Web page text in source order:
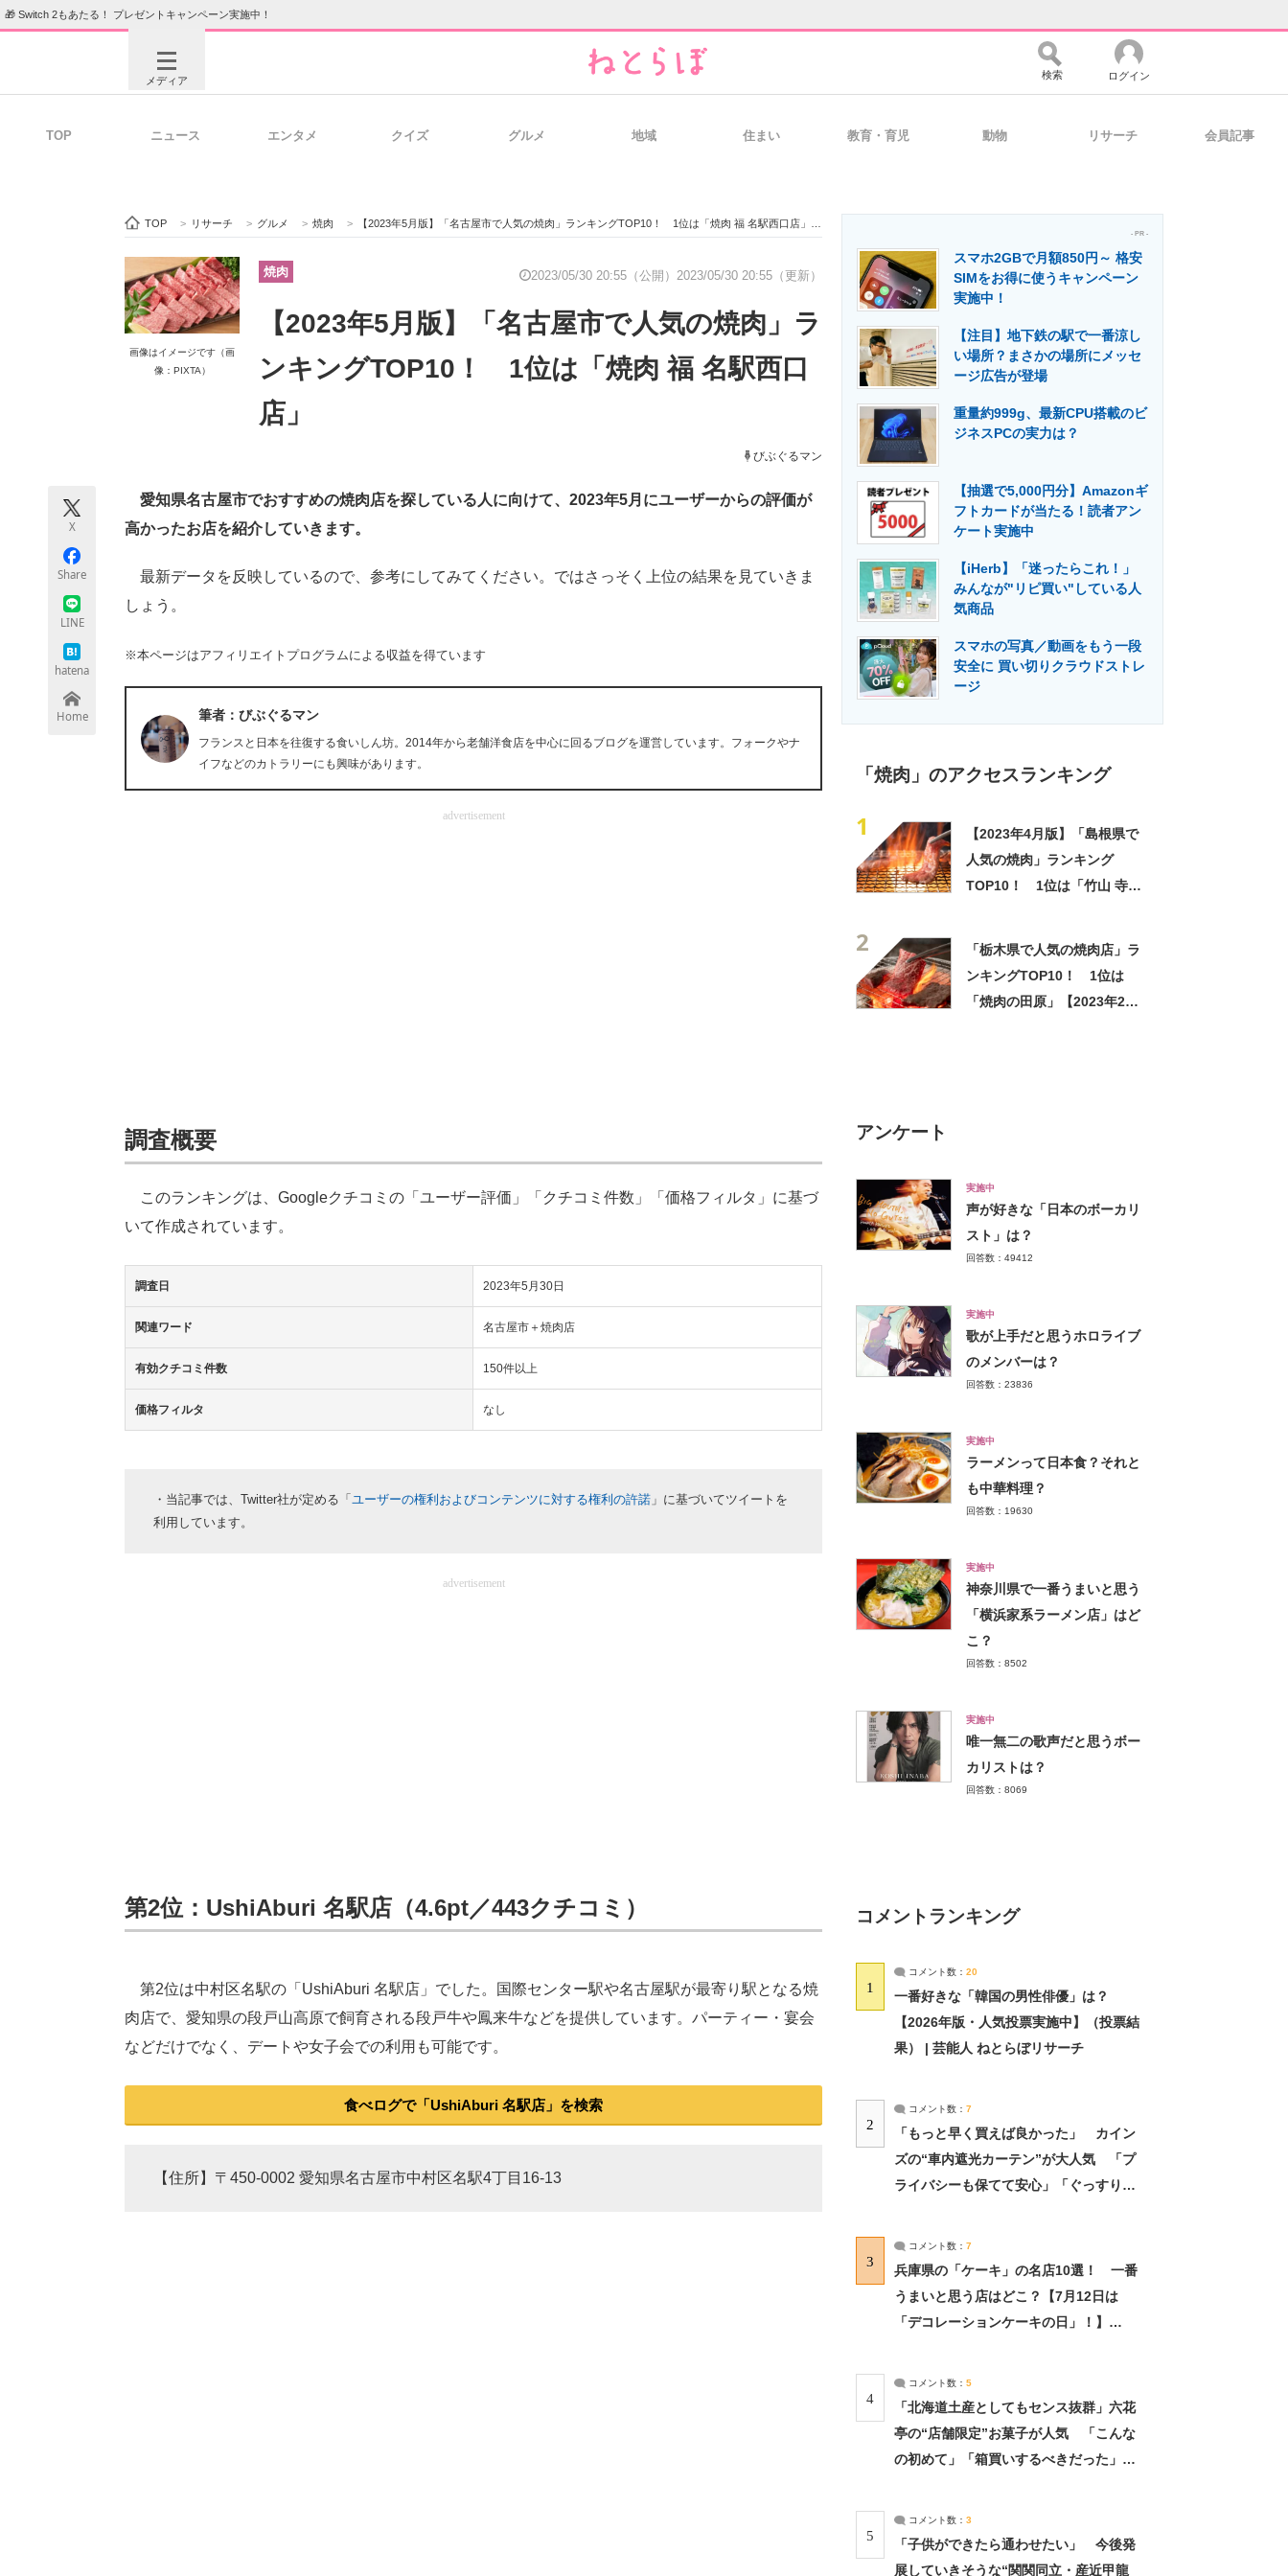
🎁 Switch 2もあたる！ プレゼントキャンペーン実施中！
メディア
ビジネスと働き方のヒント 経営リーダーのコミュニティ マーケ×ITの今がよく分かる
ITエンジニア向け専門サイト IT製品の技術・比較・事例 製造業のIT導入・活用を支援
エネルギーの専門メディア 建設×テクノロジーの最前線
ちょっと気になるネットの話題
検索 ログイン
TOP ニュース エンタメ クイズ グルメ 地域 住まい 教育・育児 動物 リサーチ 会員記事
TOP > リサーチ > グルメ > 焼肉 > 【2023年5月版】「名古屋市で人気の焼肉」ランキングTOP10！ 1位は「焼肉 福 名駅西口店」
画像はイメージです（画
像：PIXTA）
焼肉 2023/05/30 20:55（公開） 2023/05/30 20:55（更新）
【2023年5月版】「名古屋市で人気の焼肉」ラ
ンキングTOP10！ 1位は「焼肉 福 名駅西口
店」
びぶぐるマン
X
Share
LINE
hatena
Home
愛知県名古屋市でおすすめの焼肉店を探している人に向けて、2023年5月にユーザーからの評価が
高かったお店を紹介していきます。
最新データを反映しているので、参考にしてみてください。ではさっそく上位の結果を見ていきま
しょう。
※本ページはアフィリエイトプログラムによる収益を得ています
筆者：びぶぐるマン
フランスと日本を往復する食いしん坊。2014年から老舗洋食店を中心に回るブログを運営しています。フォークやナ
イフなどのカトラリーにも興味があります。
advertisement
調査概要
このランキングは、Googleクチコミの「ユーザー評価」「クチコミ件数」「価格フィルタ」に基づ
いて作成されています。
調査日 2023年5月30日
関連ワード 名古屋市＋焼肉店
有効クチコミ件数 150件以上
価格フィルタ なし
・当記事では、Twitter社が定める「 ユーザーの権利およびコンテンツに対する権利の許諾 」に基づいてツイートを
利用しています。
advertisement
第2位：UshiAburi 名駅店（4.6pt／443クチコミ）
第2位は中村区名駅の「UshiAburi 名駅店」でした。国際センター駅や名古屋駅が最寄り駅となる焼
肉店で、愛知県の段戸山高原で飼育される段戸牛や鳳来牛などを提供しています。パーティー・宴会
などだけでなく、デートや女子会での利用も可能です。
食べログで「UshiAburi 名駅店」を検索
【住所】〒450-0002 愛知県名古屋市中村区名駅4丁目16-13
- PR -
スマホ2GBで月額850円～ 格安
SIMをお得に使うキャンペーン
実施中！
【注目】地下鉄の駅で一番涼し
い場所？まさかの場所にメッセ
ージ広告が登場
重量約999g、最新CPU搭載のビ
ジネスPCの実力は？
【抽選で5,000円分】Amazonギ
フトカードが当たる！読者アン
ケート実施中
【iHerb】「迷ったらこれ！」
みんなが"リピ買い"している人
気商品
スマホの写真／動画をもう一段
安全に 買い切りクラウドストレ
ージ
「焼肉」のアクセスランキング
1
【2023年4月版】「島根県で
人気の焼肉」ランキング
TOP10！ 1位は「竹山 寺町
2
「栃木県で人気の焼肉店」ラ
ンキングTOP10！ 1位は
「焼肉の田原」【2023年2月
アンケート
実施中
声が好きな「日本のボーカリ
スト」は？
回答数：49412
実施中
歌が上手だと思うホロライブ
のメンバーは？
回答数：23836
実施中
ラーメンって日本食？それと
も中華料理？
回答数：19630
実施中
神奈川県で一番うまいと思う
「横浜家系ラーメン店」はど
こ？
回答数：8502
実施中
唯一無二の歌声だと思うボー
カリストは？
回答数：8069
コメントランキング
1
コメント数： 20
一番好きな「韓国の男性俳優」は？
【2026年版・人気投票実施中】（投票結
果） | 芸能人 ねとらぼリサーチ
2
コメント数： 7
「もっと早く買えば良かった」 カイン
ズの“車内遮光カーテン”が大人気 「プ
ライバシーも保てて安心」「ぐっすり眠
3
コメント数： 7
兵庫県の「ケーキ」の名店10選！ 一番
うまいと思う店はどこ？【7月12日は
「デコレーションケーキの日」！】
4
コメント数： 5
「北海道土産としてもセンス抜群」六花
亭の“店舗限定”お菓子が人気 「こんな
の初めて」「箱買いするべきだった」
5
コメント数： 3
「子供ができたら通わせたい」 今後発
展していきそうな“関関同立・産近甲龍